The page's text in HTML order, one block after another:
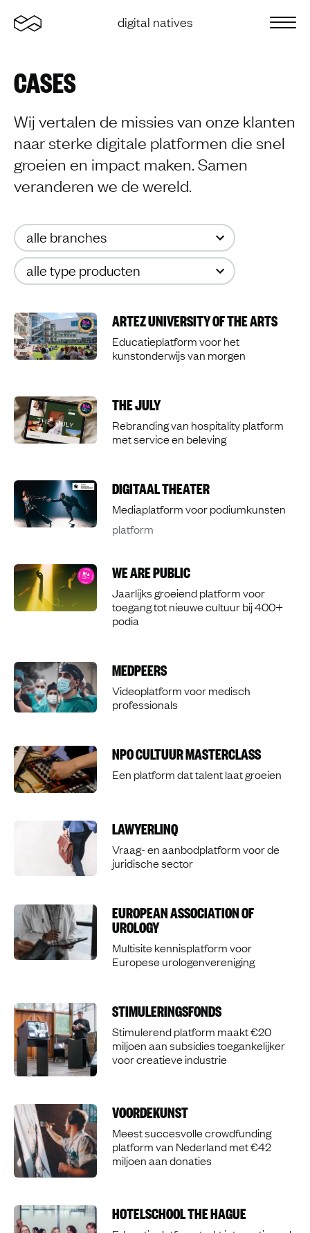
Home Sluit
digital natives
CASES
Wij vertalen de missies van onze klanten
naar sterke digitale platformen die snel
groeien en impact maken. Samen
veranderen we de wereld.
Selecteer een categorie
Selecteer:
alle branches
Selecteer een categorie
Selecteer:
alle type producten
ARTEZ UNIVERSITY OF THE ARTS
Educatieplatform voor het
kunstonderwijs van morgen
THE JULY
Rebranding van hospitality platform
met service en beleving
DIGITAAL THEATER
Mediaplatform voor podiumkunsten
platform
WE ARE PUBLIC
Jaarlijks groeiend platform voor
toegang tot nieuwe cultuur bij 400+
podia
MEDPEERS
Videoplatform voor medisch
professionals
NPO CULTUUR MASTERCLASS
Een platform dat talent laat groeien
LAWYERLINQ
Vraag- en aanbodplatform voor de
juridische sector
EUROPEAN ASSOCIATION OF
UROLOGY
Multisite kennisplatform voor
Europese urologenvereniging
STIMULERINGSFONDS
Stimulerend platform maakt €20
miljoen aan subsidies toegankelijker
voor creatieve industrie
VOORDEKUNST
Meest succesvolle crowdfunding
platform van Nederland met €42
miljoen aan donaties
HOTELSCHOOL THE HAGUE